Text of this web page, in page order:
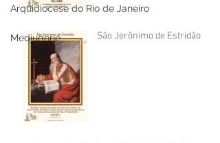
Arquidiocese do Rio de Janeiro
Medjugorje São Jerônimo de Estridão